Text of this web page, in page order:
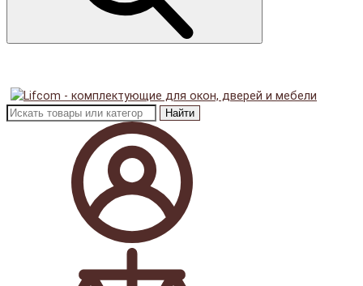
Найти